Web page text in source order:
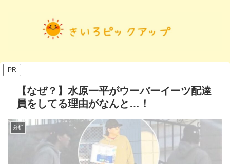
PR
【なぜ？】水原一平がウーバーイーツ配達
員をしてる理由がなんと…！
分析